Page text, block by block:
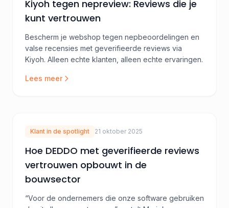
Kiyoh tegen nepreview: Reviews die je
kunt vertrouwen
Bescherm je webshop tegen nepbeoordelingen en
valse recensies met geverifieerde reviews via
Kiyoh. Alleen echte klanten, alleen echte ervaringen.
Lees meer
Klant in de spotlight 21 oktober 2025
Hoe DEDDO met geverifieerde reviews
vertrouwen opbouwt in de
bouwsector
“Voor de ondernemers die onze software gebruiken